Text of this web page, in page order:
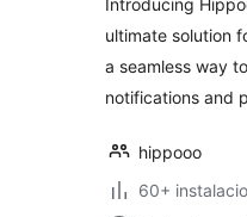
Introducing
ultimate solution
a seamless way
notifications and
hippooo
60+